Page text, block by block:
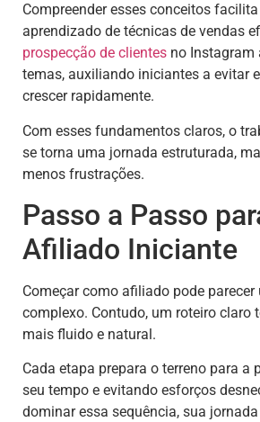
Compreender esses conceitos
aprendizado de técnicas de vendas
prospecção de clientes no Instagram
temas, auxiliando iniciantes a evitar
crescer rapidamente.
Com esses fundamentos claros, o
se torna uma jornada estruturada,
menos frustrações.
Passo a Passo
Afiliado Iniciante
Começar como afiliado pode
complexo. Contudo, um roteiro claro
mais fluido e natural.
Cada etapa prepara o terreno para a
seu tempo e evitando esforços
dominar essa sequência, sua